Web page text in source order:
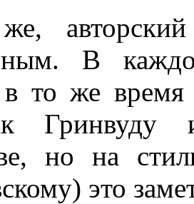
авторский
В
в то же
Гринвуду
но на
это